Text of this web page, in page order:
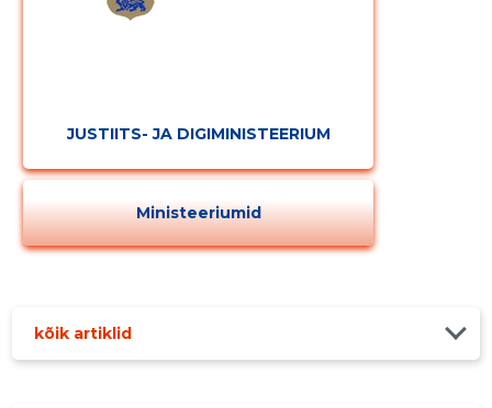
JUSTIITS- JA DIGIMINISTEERIUM
Ministeeriumid
kõik artiklid